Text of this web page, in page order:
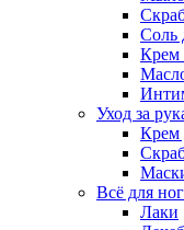
Соль
Крем
Уход за
Крем
Всё для
Лаки